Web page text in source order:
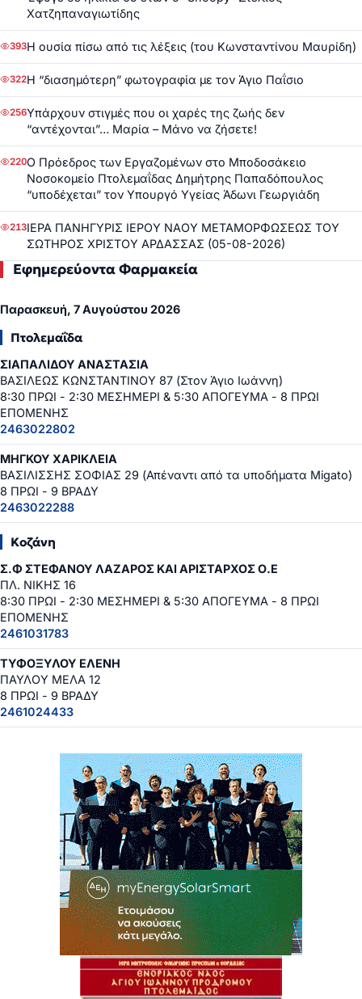
Χατζηπαναγιωτίδης
393Η ουσία πίσω από τις λέξεις (του Κωνσταντίνου Μαυρίδη)
322Η “διασημότερη” φωτογραφία με τον Άγιο Παΐσιο
256Υπάρχουν στιγμές που οι χαρές της ζωής δεν
“αντέχονται”… Μαρία – Μάνο να ζήσετε!
220Ο Πρόεδρος των Εργαζομένων στο Μποδοσάκειο
Νοσοκομείο Πτολεμαΐδας Δημήτρης Παπαδόπουλος
“υποδέχεται” τον Υπουργό Υγείας Άδωνι Γεωργιάδη
213ΙΕΡΑ ΠΑΝΗΓΥΡΙΣ ΙΕΡΟΥ ΝΑΟΥ ΜΕΤΑΜΟΡΦΩΣΕΩΣ ΤΟΥ
ΣΩΤΗΡΟΣ ΧΡΙΣΤΟΥ ΑΡΔΑΣΣΑΣ (05-08-2026)
Εφημερεύοντα Φαρμακεία
Παρασκευή, 7 Αυγούστου 2026
Πτολεμαΐδα
ΣΙΑΠΑΛΙΔΟΥ ΑΝΑΣΤΑΣΙΑ
ΒΑΣΙΛΕΩΣ ΚΩΝΣΤΑΝΤΙΝΟΥ 87 (Στον Άγιο Ιωάννη)
8:30 ΠΡΩΙ - 2:30 ΜΕΣΗΜΕΡΙ & 5:30 ΑΠΟΓΕΥΜΑ - 8 ΠΡΩΙ
ΕΠΟΜΕΝΗΣ
2463022802
ΜΗΓΚΟΥ ΧΑΡΙΚΛΕΙΑ
ΒΑΣΙΛΙΣΣΗΣ ΣΟΦΙΑΣ 29 (Απέναντι από τα υποδήματα Migato)
8 ΠΡΩΙ - 9 ΒΡΑΔΥ
2463022288
Κοζάνη
Σ.Φ ΣΤΕΦΑΝΟΥ ΛΑΖΑΡΟΣ ΚΑΙ ΑΡΙΣΤΑΡΧΟΣ Ο.Ε
ΠΛ. ΝΙΚΗΣ 16
8:30 ΠΡΩΙ - 2:30 ΜΕΣΗΜΕΡΙ & 5:30 ΑΠΟΓΕΥΜΑ - 8 ΠΡΩΙ
ΕΠΟΜΕΝΗΣ
2461031783
ΤΥΦΟΞΥΛΟΥ ΕΛΕΝΗ
ΠΑΥΛΟΥ ΜΕΛΑ 12
8 ΠΡΩΙ - 9 ΒΡΑΔΥ
2461024433